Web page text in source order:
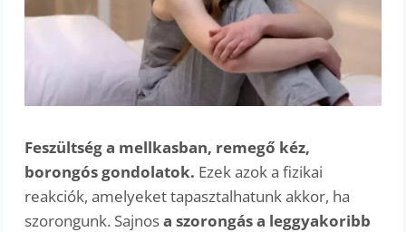
Feszültség a mellkasban, remegő kéz,
borongós gondolatok. Ezek azok a fizikai
reakciók, amelyeket tapasztalhatunk akkor, ha
szorongunk. Sajnosa szorongás a leggyakoribb